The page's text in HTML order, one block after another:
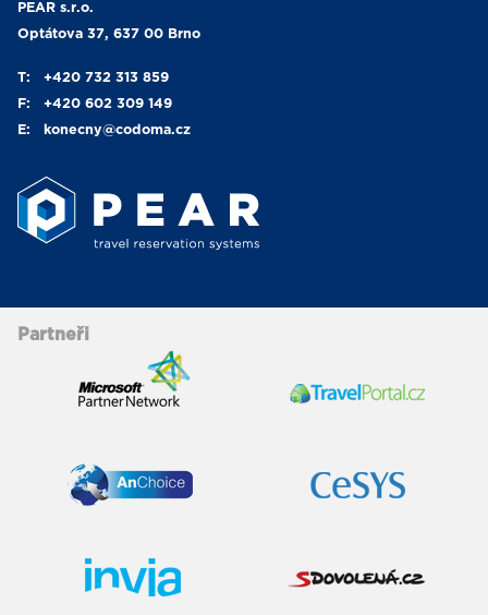
PEAR s.r.o.
Optátova 37, 637 00 Brno
T:
+420 732 313 859
F:
+420 602 309 149
E:
konecny@codoma.cz
Partneři